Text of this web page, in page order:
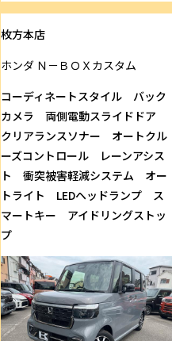
枚方本店
ホンダＮ－ＢＯＸカスタム
コーディネートスタイル バック
カメラ 両側電動スライドドア
クリアランスソナー オートクル
ーズコントロール レーンアシス
ト 衝突被害軽減システム オー
トライト LEDヘッドランプ ス
マートキー アイドリングストッ
プ